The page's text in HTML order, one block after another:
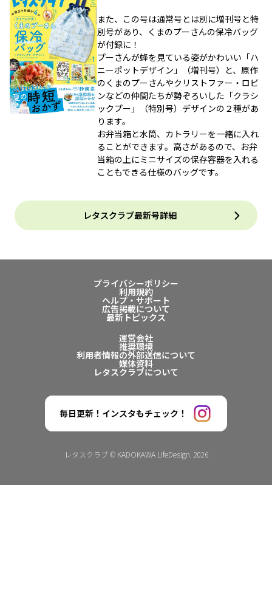
また、この号は通常号とは別に増刊号と特
別号があり、くまのプーさんの保冷バッグ
が付録に！
プーさんが蜂を見ている姿がかわいい「ハ
ニーポットデザイン」（増刊号）と、原作
のくまのプーさんやクリストファー・ロビ
ンなどの仲間たちが勢ぞろいした「クラシ
ックプー」（特別号）デザインの２種があ
ります。
お弁当箱と水筒、カトラリーを一緒に入れ
ることができます。高さがあるので、お弁
当箱の上にミニサイズの保存容器を入れる
こともできる仕様のバッグです。
レタスクラブ最新号詳細
プライバシーポリシー
利用規約
ヘルプ・サポート
広告掲載について
最新トピックス
運営会社
推奨環境
利用者情報の外部送信について
媒体資料
レタスクラブについて
毎日更新！インスタもチェック！
レタスクラブ © KADOKAWA LifeDesign. 2026